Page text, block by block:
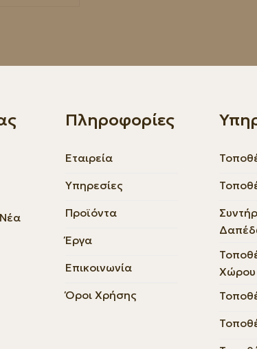
Πληροφορίες
Εταιρεία
Υπηρεσίες
Προϊόντα
Έργα
Επικοινωνία
Όροι Χρήσης
Χώρου